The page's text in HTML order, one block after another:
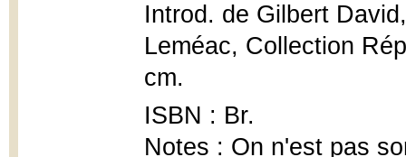
Introd. de Gilbert
Leméac, Collection
cm.
ISBN : Br.
Notes : On n'est pas